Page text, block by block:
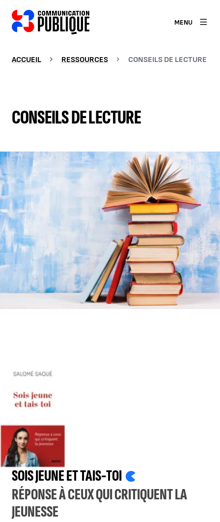
MENU
ACCUEIL RESSOURCES CONSEILS DE LECTURE
CONSEILS DE LECTURE
Agrandir
SOIS JEUNE ET TAIS-TOI
RÉPONSE À CEUX QUI CRITIQUENT LA
JEUNESSE